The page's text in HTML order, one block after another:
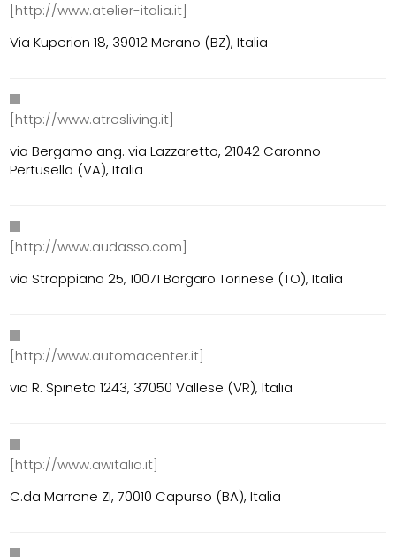
[http://www.atelier-italia.it]
Via Kuperion 18, 39012 Merano (BZ), Italia
[http://www.atresliving.it]
via Bergamo ang. via Lazzaretto, 21042 Caronno
Pertusella (VA), Italia
[http://www.audasso.com]
via Stroppiana 25, 10071 Borgaro Torinese (TO), Italia
[http://www.automacenter.it]
via R. Spineta 1243, 37050 Vallese (VR), Italia
[http://www.awitalia.it]
C.da Marrone ZI, 70010 Capurso (BA), Italia